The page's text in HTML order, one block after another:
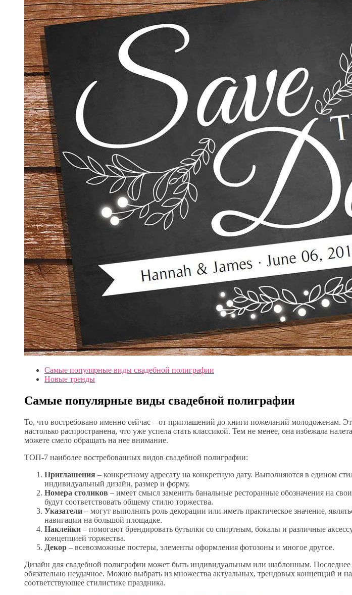
Самые популярные виды свадебной полиграфии
Новые тренды
Самые популярные виды свадебной полиграфии
То, что востребовано именно сейчас – от приглашений до книги пожеланий молодоженам.
настолько распространена, что уже успела стать классикой. Тем не менее, она избежала
можете смело обращать на нее внимание.
ТОП-7 наиболее востребованных видов свадебной полиграфии:
Приглашения – конкретному адресату на конкретную дату. Выполняются в едином
индивидуальный дизайн, размер и форму.
Номера столиков – имеет смысл заменить банальные ресторанные обозначения на
будут соответствовать общему стилю торжества.
Указатели – могут выполнять роль декорации или иметь практическое значение,
навигации на большой площадке.
Наклейки – помогают брендировать бутылки со спиртным, бокалы и различные
концепцией торжества.
Декор – всевозможные постеры, элементы оформления фотозоны и многое другое.
Дизайн для свадебной полиграфии может быть индивидуальным или шаблонным.
обязательно неудачное. Можно выбрать из множества актуальных, трендовых концепций и
соответствующее стилистике праздника.